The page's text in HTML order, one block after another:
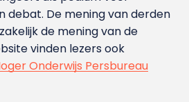
debat. De mening van derden
de mening van de
vinden lezers ook
Onderwijs Persbureau